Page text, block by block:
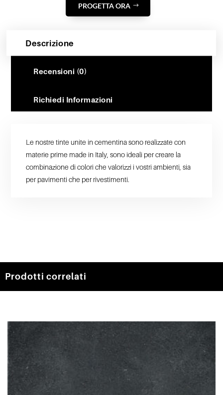
PROGETTA ORA
Descrizione
Recensioni (0)
Richiedi Informazioni
Le nostre tinte unite in cementina sono realizzate con
materie prime made in Italy, sono ideali per creare la
combinazione di colori che valorizzi i vostri ambienti, sia
per pavimenti che per rivestimenti.
Prodotti correlati